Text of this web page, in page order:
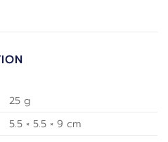
25 g
5.5 × 5.5 × 9 cm